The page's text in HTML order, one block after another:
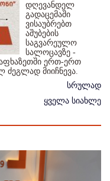
დღევანდელ
გადაცემაში
ვისაუბრებთ
აშუბების
საგვარეულო
სალოცავზე -
ერთ-ერთ
მიიჩნევა.
სრულად
ყველა სიახლე